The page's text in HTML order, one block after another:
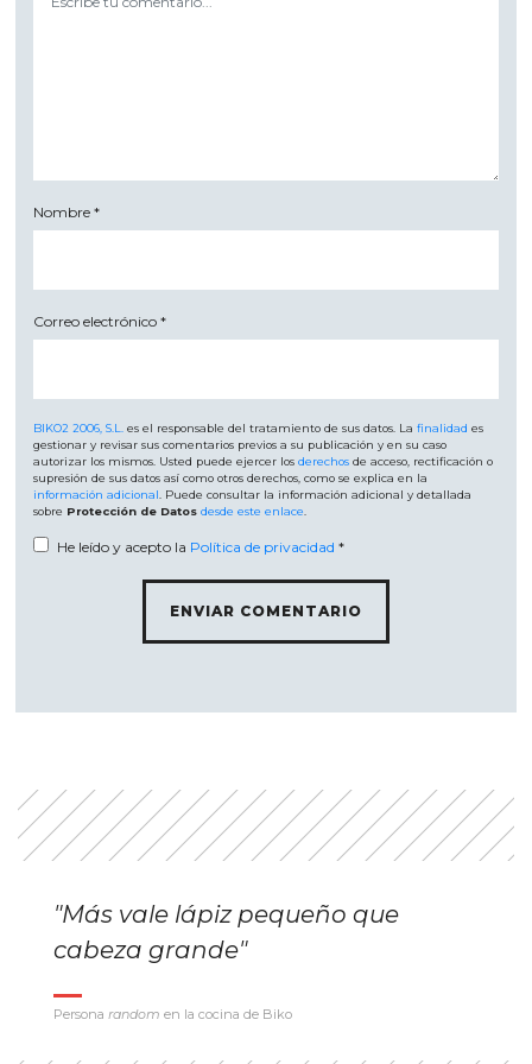
Nombre*
Correo electrónico*
BIKO2 2006, S.L. es el responsable del tratamiento de sus datos. Lafinalidad es
gestionar y revisar sus comentarios previos a su publicación y en su caso
autorizar los mismos. Usted puede ejercer losderechos de acceso, rectificación o
supresión de sus datos así como otros derechos, como se explica en la
información adicional
. Puede consultar la información adicional y detallada
sobre Protección de Datos desde este enlace
He leído y acepto la Política de privacidad *
"Más vale lápiz pequeño que
cabeza grande"
Persona random en la cocina de Biko